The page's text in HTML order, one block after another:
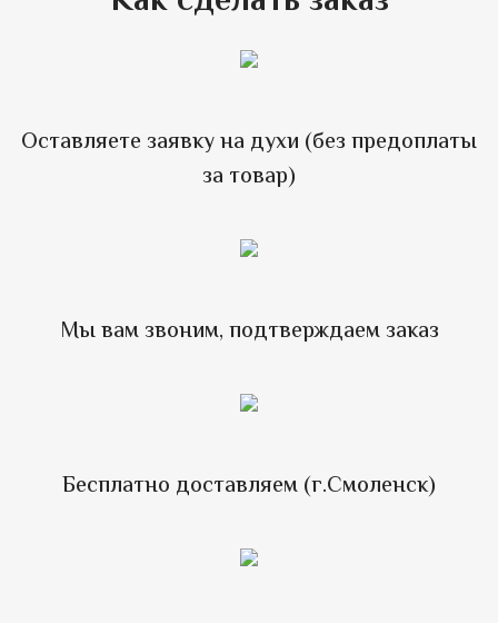
Оставляете заявку на духи (без предоплаты
за товар)
Мы вам звоним, подтверждаем заказ
Бесплатно доставляем (г.Смоленск)